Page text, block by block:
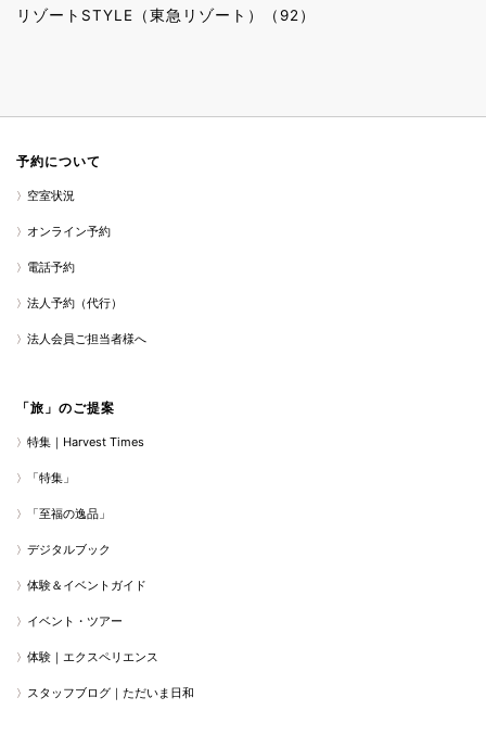
リゾートSTYLE（東急リゾート）（92）
予約について
空室状況
オンライン予約
電話予約
法人予約（代行）
法人会員ご担当者様へ
「旅」のご提案
特集｜Harvest Times
「特集」
「至福の逸品」
デジタルブック
体験＆イベントガイド
イベント・ツアー
体験｜エクスペリエンス
スタッフブログ｜ただいま日和